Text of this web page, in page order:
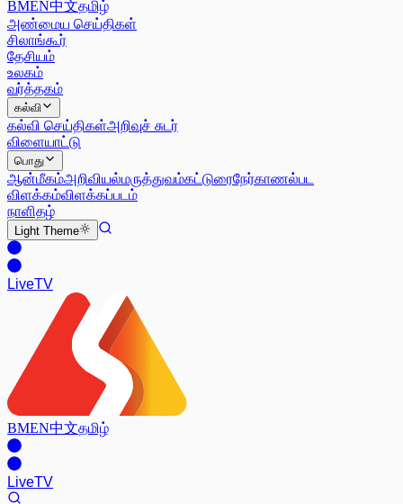
BMEN中文தமிழ்
அண்மைய செய்திகள்
சிலாங்கூர்
தேசியம்
உலகம்
வர்த்தகம்
கல்வி
கல்வி செய்திகள்அறிவுச் சுடர்
விளையாட்டு
பொது
ஆன்மீகம்அறிவியல்மருத்துவம்கட்டுரைநேர்காணல்பட
விளக்கம்விளக்கப்படம்
நாளிதழ்
Light Theme
LiveTV
BMEN中文தமிழ்
LiveTV